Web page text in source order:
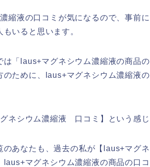
縮液の口コミが気になるので、事前
いると思います。
は「laus+マグネシウム濃縮液の商品
のために、laus+マグネシウム濃縮液
ネシウム濃縮液 口コミ】という感じ
のあなたも、過去の私が【laus+マグ
laus+マグネシウム濃縮液の商品の口